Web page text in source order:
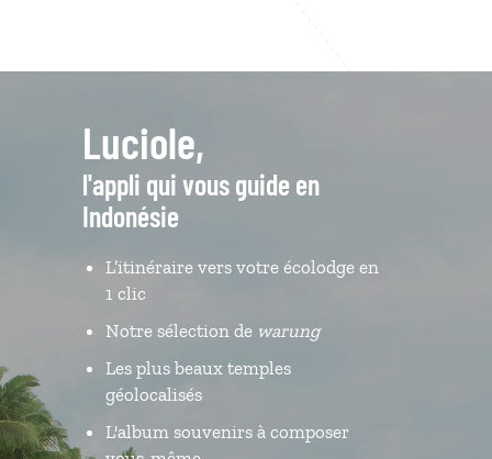
Luciole,
l'appli qui vous guide en
Indonésie
L’itinéraire vers votre écolodge en
1 clic
Notre sélection de warung
Les plus beaux temples
géolocalisés
L'album souvenirs à composer